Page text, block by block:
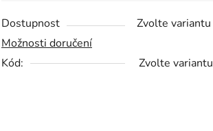
Dostupnost
Zvolte variantu
Možnosti doručení
Kód:
Zvolte variantu